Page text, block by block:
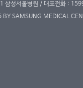
삼성서울병원 / 대표전화 :
SAMSUNG MEDICAL